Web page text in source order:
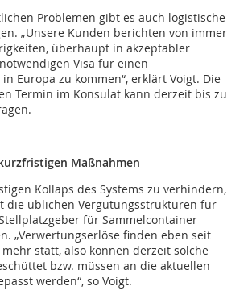
Problemen gibt es auch logistische
„Unsere Kunden berichten von immer
überhaupt in akzeptabler
Visa für einen
Europa zu kommen“, erklärt Voigt. Die
Termin im Konsulat kann derzeit bis zu
Maßnahmen
Kollaps des Systems zu verhindern,
die üblichen Vergütungsstrukturen für
für Sammelcontainer
„Verwertungserlöse finden eben seit
statt, also können derzeit solche
bzw. müssen an die aktuellen
werden“, so Voigt.